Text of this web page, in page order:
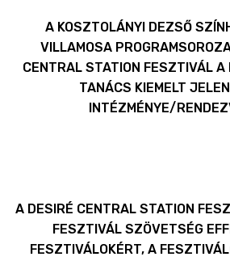
A KOSZTOLÁNYI DEZSŐ
VILLAMOSA
CENTRAL STATION FESZTIVÁL A
TANÁCS KIEMELT
INTÉZMÉNYE/
A DESIRÉ CENTRAL STATION
FESZTIVÁL SZÖVETSÉG
FESZTIVÁLOKÉRT, A